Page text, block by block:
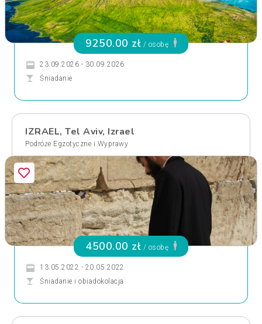
9250.00 zł / osobę
23.09.2026 - 30.09.2026
Śniadanie
IZRAEL, Tel Aviv, Izrael
Podróże Egzotyczne i Wyprawy
4500.00 zł / osobę
13.05.2022 - 20.05.2022
Śniadanie i obiadokolacja